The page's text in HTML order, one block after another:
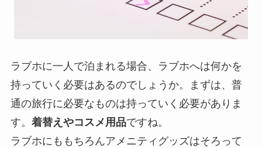
ラブホに一人で泊まれる場合、ラブホへは何かを
持っていく必要はあるのでしょうか。まずは、普
通の旅行に必要なものは持っていく必要がありま
す。 着替えやコスメ用品ですね。
ラブホにももちろんアメニティグッズはそろって